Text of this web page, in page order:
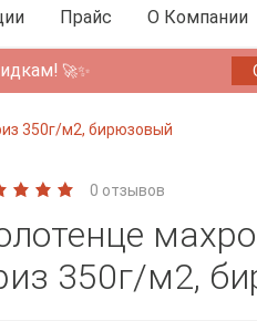
Прайс О Компании
🚀✨
350г/м2, бирюзовый
0 отзывов
350г/м2,